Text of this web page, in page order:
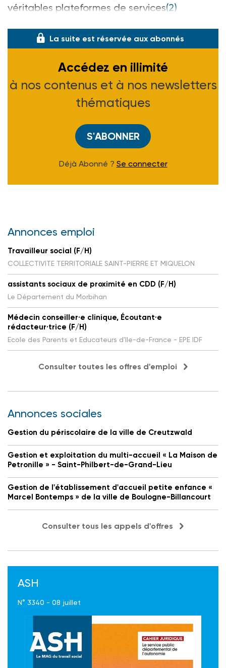
véritables plateformes de services(2)
La suite est réservée aux abonnés
Accédez en illimité
à nos contenus et à nos newsletters
thématiques
S'ABONNER
Déjà Abonné ? Se connecter
Annonces emploi
Travailleur social (F/H)
COLLECTIVITE TERRITORIALE SAINT-PIERRE ET MIQUELON
assistants sociaux de proximité en CDD (F/H)
Le Département du Morbihan
Médecin conseiller·e clinique, Écoutant·e
rédacteur·trice (F/H)
Ecole des Parents et Educateurs d'Ile-de-France - EPE IDF
Consulter toutes les offres d'emploi
Annonces sociales
Gestion du périscolaire de la ville de Creutzwald
Gestion et exploitation du multi-accueil « La Maison de
Petronille » - Saint-Philbert-de-Grand-Lieu
Gestion de l'établissement d'accueil petite enfance «
Marcel Bontemps » de la ville de Boulogne-Billancourt
Consulter tous les appels d'offres
ASH
N° 3340 - 08 juillet